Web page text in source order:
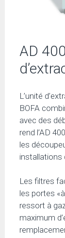
AD
L’unité
BOFA
avec des
rend l’AD
les
installations
Les filtres
les portes
ressort à
maximum